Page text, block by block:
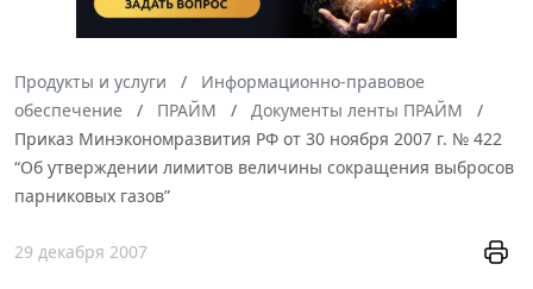
Продукты и услуги
Информационно-правовое
обеспечение
ПРАЙМ
Документы ленты ПРАЙМ
Приказ Минэкономразвития РФ от 30 ноября 2007 г. № 422
“Об утверждении лимитов величины сокращения выбросов
парниковых газов”
29 декабря 2007